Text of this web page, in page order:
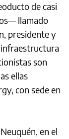
de casi
llamado
presidente y
infraestructura
son
ellas
con sede en
en el